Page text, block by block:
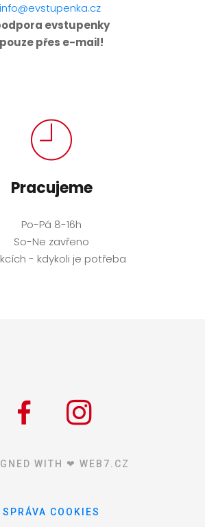
info@evstupenka.cz
evstupenky
pouze přes e-mail!
Pracujeme
Po-Pá 8-16h
So-Ne zavřeno
- kdykoli je potřeba
WITH ❤ WEB7.CZ
SPRÁVA COOKIES